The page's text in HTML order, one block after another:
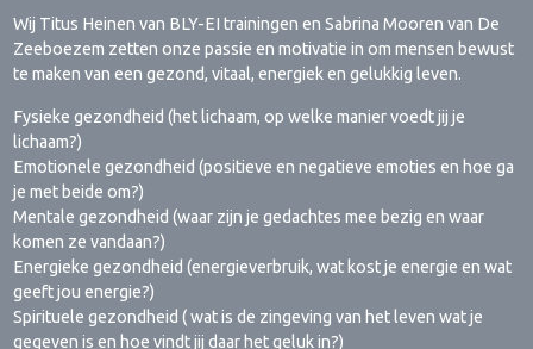
Wij Titus Heinen van BLY-EI trainingen en Sabrina Mooren van De
Zeeboezem zetten onze passie en motivatie in om mensen bewust
te maken van een gezond, vitaal, energiek en gelukkig leven.
Fysieke gezondheid (het lichaam, op welke manier voedt jij je
lichaam?)
Emotionele gezondheid (positieve en negatieve emoties en hoe ga
je met beide om?)
Mentale gezondheid (waar zijn je gedachtes mee bezig en waar
komen ze vandaan?)
Energieke gezondheid (energieverbruik, wat kost je energie en wat
geeft jou energie?)
Spirituele gezondheid ( wat is de zingeving van het leven wat je
gegeven is en hoe vindt jij daar het geluk in?)